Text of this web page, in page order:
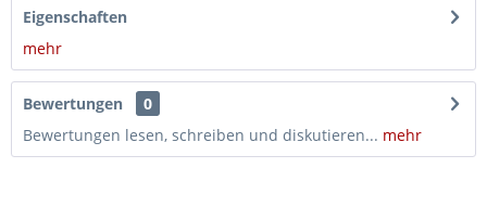
Eigenschaften
mehr
Bewertungen
0
Bewertungen lesen, schreiben und diskutieren... mehr